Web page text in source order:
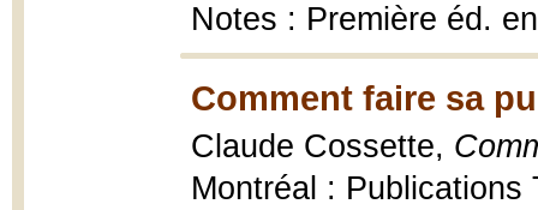
Notes : Première éd.
Comment faire sa
Claude Cossette,
Montréal :